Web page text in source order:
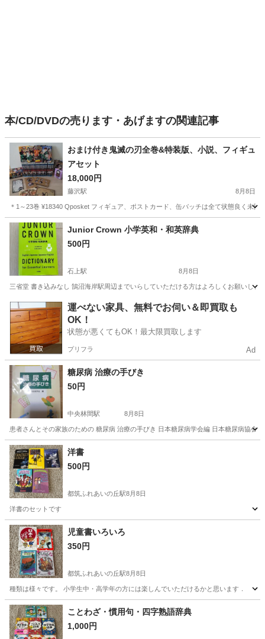
本/CD/DVDの売ります・あげますの関連記事
おまけ付き鬼滅の刃全巻&特装版、小説、フィギュ
アセット
18,000円
藤沢駅 8月8日
＊1～23巻 ¥18340 Qposket フィギュア、ポストカード、缶バッチは全て状態良く未
神奈川 藤沢市 マンガ、コミック、アニメ
Junior Crown 小学英和・和英辞典
500円
石上駅 8月8日
三省堂 書き込みなし 鵠沼海岸駅周辺までいらしていただける方はよろしくお願いし
神奈川 藤沢市 石上駅 語学、辞書 和英辞典
運べない家具、無料でお伺い＆即買取も
OK！
状態が悪くてもOK！最大限買取します
プリフラ Ad
糖尿病 治療の手びき
50円
中央林間駅 8月8日
患者さんとその家族のための 糖尿病 治療の手びき 日本糖尿病学会編 日本糖尿病協会
神奈川 大和市 中央林間駅
洋書
500円
都筑ふれあいの丘駅8月8日
洋書のセットです
神奈川 横浜市 都筑ふれあいの丘駅
児童書いろいろ
350円
都筑ふれあいの丘駅8月8日
種類は様々です。 小学生中・高学年の方には楽しんでいただけるかと思います．
神奈川 横浜市 都筑ふれあいの丘駅 歴史、心理、教育
ことわざ・慣用句・四字熟語辞典
1,000円